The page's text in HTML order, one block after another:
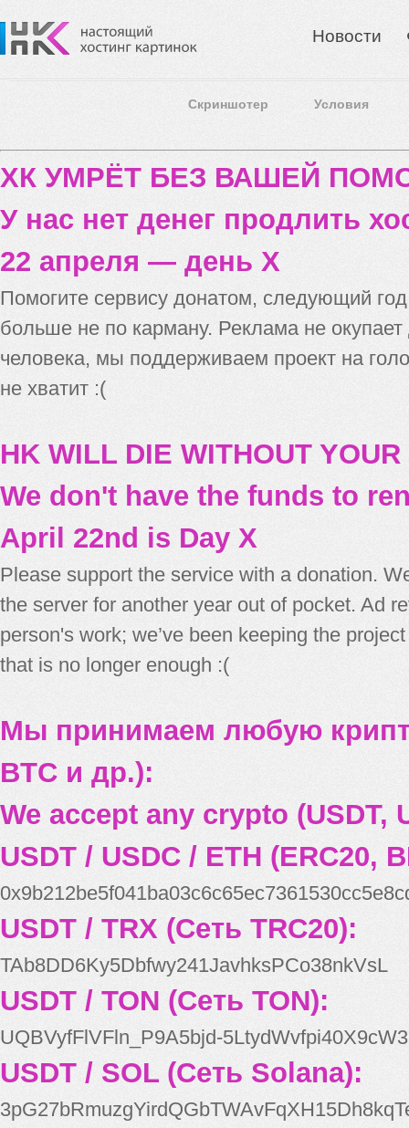
Новости
Скриншотер Условия
ХК УМРЁТ БЕЗ ВАШЕЙ
У нас нет денег продлить
22 апреля — день X
Помогите сервису донатом, следующий
больше не по карману. Реклама не
человека, мы поддерживаем проект на
не хватит :(
HK WILL DIE WITHOUT
We don't have the funds to
April 22nd is Day X
Please support the service with a donation.
the server for another year out of pocket. Ad
person's work; we’ve been keeping the
that is no longer enough :(
Мы принимаем любую
BTC и др.):
We accept any crypto (USDT,
USDT / USDC / ETH (ERC20,
USDT / TRX (Сеть TRC20):
TAb8DD6Ky5Dbfwy241JavhksPCo38nkVsL
USDT / TON (Сеть TON):
UQBVyfFlVFln_P9A5bjd-
USDT / SOL (Сеть Solana):